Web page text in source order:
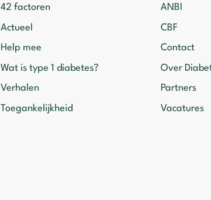
42 factoren
Actueel
Help mee
Wat is type 1 diabetes?
Verhalen
Toegankelijkheid
ANBI
CBF
Contact
Over
Partners
Vacatures